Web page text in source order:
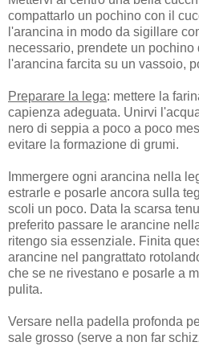
compattarlo un pochino con il
l'arancina in modo da sigillare
necessario, prendete un
l'arancina farcita su un vassoio,
Preparare la lega: mettere la
capienza adeguata. Unirvi
nero di seppia a poco a poco
evitare la formazione di grumi.
Immergere ogni arancina nella
estrarle e posarle ancora sulla
scoli un poco. Data la scarsa
preferito passare le arancine
ritengo sia essenziale. Finita
arancine nel pangrattato
che se ne rivestano e posarle a
pulita.
Versare nella padella profonda
sale grosso (serve a non far